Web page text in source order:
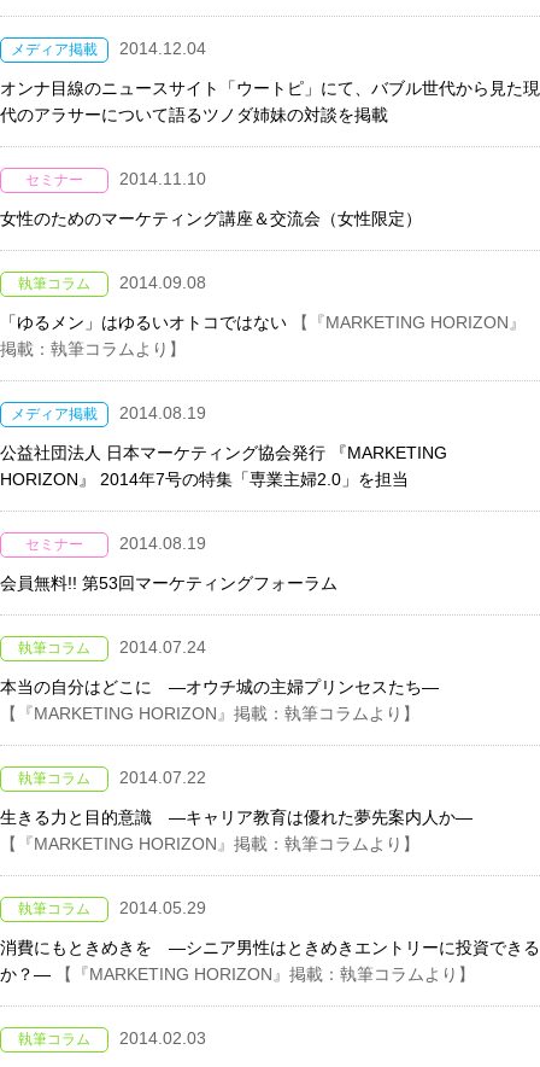
メディア掲載 2014.12.04
オンナ目線のニュースサイト「ウートピ」にて、バブル世代から見た現
代のアラサーについて語るツノダ姉妹の対談を掲載
セミナー 2014.11.10
女性のためのマーケティング講座＆交流会（女性限定）
執筆コラム 2014.09.08
「ゆるメン」はゆるいオトコではない
【『MARKETING HORIZON』
掲載：執筆コラムより】
メディア掲載 2014.08.19
公益社団法人 日本マーケティング協会発行 『MARKETING
HORIZON』 2014年7号の特集「専業主婦2.0」を担当
セミナー 2014.08.19
会員無料!! 第53回マーケティングフォーラム
執筆コラム 2014.07.24
本当の自分はどこに ―オウチ城の主婦プリンセスたち―
【『MARKETING HORIZON』掲載：執筆コラムより】
執筆コラム 2014.07.22
生きる力と目的意識 ―キャリア教育は優れた夢先案内人か―
【『MARKETING HORIZON』掲載：執筆コラムより】
執筆コラム 2014.05.29
消費にもときめきを ―シニア男性はときめきエントリーに投資できる
か？―
【『MARKETING HORIZON』掲載：執筆コラムより】
執筆コラム 2014.02.03